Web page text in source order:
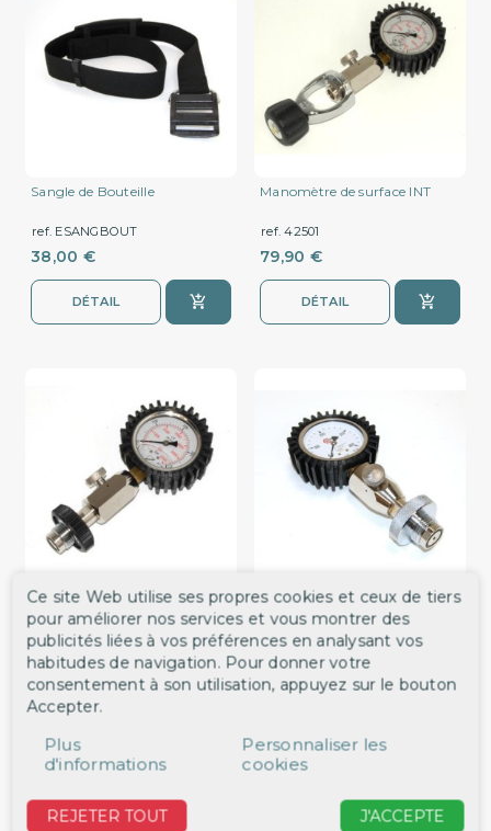
Sangle de Bouteille
ref. ESANGBOUT
38,00 €
DÉTAIL
Manomètre de surface INT
ref. 42501
79,90 €
DÉTAIL
Manomètre de surface DIN
ref. 42511
82,00 €
DÉTAIL
Manomètre de surface
NITROX
ref. 42521
117,00 €
Ce site Web utilise ses propres cookies et ceux de tiers
pour améliorer nos services et vous montrer des
publicités liées à vos préférences en analysant vos
habitudes de navigation. Pour donner votre
consentement à son utilisation, appuyez sur le bouton
Accepter.
Plus
d'informations
Personnaliser les
cookies
REJETER TOUT J'ACCEPTE